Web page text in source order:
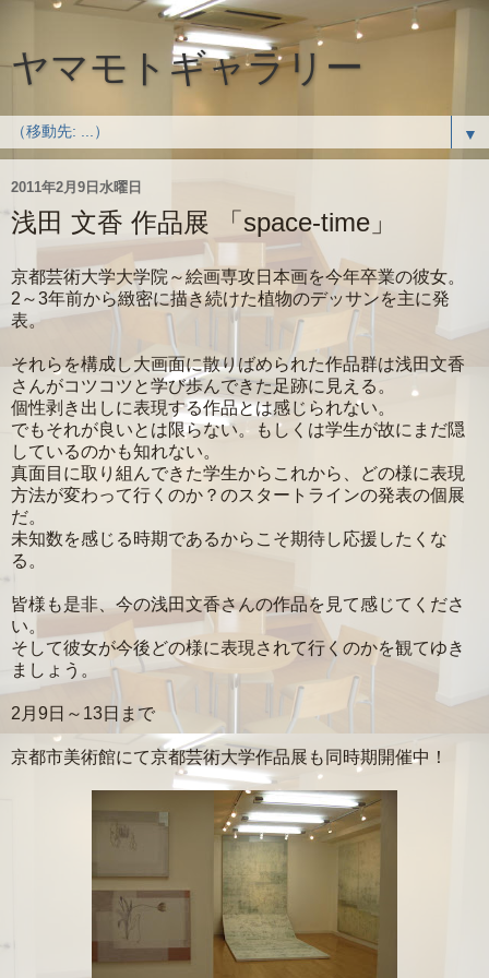
ヤマモトギャラリー
▼
2011年2月9日水曜日
浅田 文香 作品展 「space-time」
京都芸術大学大学院～絵画専攻日本画を今年卒業の彼女。
2～3年前から緻密に描き続けた植物のデッサンを主に発
表。
それらを構成し大画面に散りばめられた作品群は浅田文香
さんがコツコツと学び歩んできた足跡に見える。
個性剥き出しに表現する作品とは感じられない。
でもそれが良いとは限らない。もしくは学生が故にまだ隠
しているのかも知れない。
真面目に取り組んできた学生からこれから、どの様に表現
方法が変わって行くのか？のスタートラインの発表の個展
だ。
未知数を感じる時期であるからこそ期待し応援したくな
る。
皆様も是非、今の浅田文香さんの作品を見て感じてくださ
い。
そして彼女が今後どの様に表現されて行くのかを観てゆき
ましょう。
2月9日～13日まで
京都市美術館にて京都芸術大学作品展も同時期開催中！